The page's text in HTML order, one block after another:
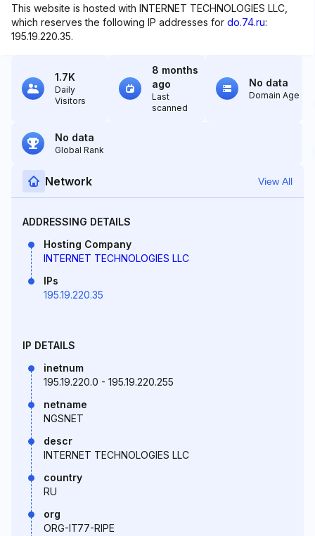
This website is hosted with INTERNET TECHNOLOGIES LLC,
which reserves the following IP addresses for do.74.ru:
195.19.220.35.
1.7K
Daily
Visitors
8 months
ago
Last
scanned
No data
Domain Age
No data
Global Rank
Network View All
ADDRESSING DETAILS
Hosting Company
INTERNET TECHNOLOGIES LLC
IPs
195.19.220.35
IP DETAILS
inetnum
195.19.220.0 - 195.19.220.255
netname
NGSNET
descr
INTERNET TECHNOLOGIES LLC
country
RU
org
ORG-IT77-RIPE